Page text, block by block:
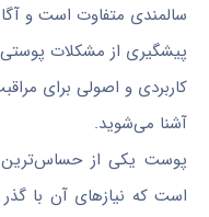
سالمندی متفاوت است و
پیشگیری از مشکلات پوستی
کاربردی و اصولی برای
آشنا می‌شوید.
پوست یکی از
است که نیازهای آن با